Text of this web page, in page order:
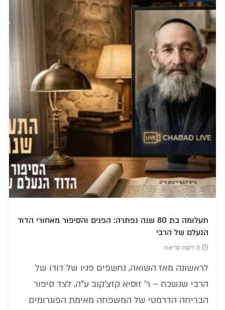
תעלומה בת 80 שנה נפתרה: הפנים והסיפור מאחורי הדוד
הנעלם של הרבי
3 דקות קריאה
לראשונה מאז השואה, נחשפים פניו של דודו של
הרבי שנשכח – ר' זוסיא קזצ'קוב ע"ה, לצד סיפור
הבריחה הדרמטי של המשפחה מאימת הפוגרומים